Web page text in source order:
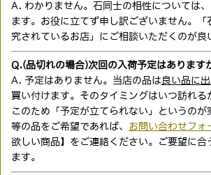
A. わかりません。石同士の相性については
ます。お役に立てず申し訳ございません。「
究されているお店」にご相談いただくのが良
Q.(品切れの場合)次回の入荷予定はあります
A. 予定はありません。当店の品は 良い品に
買い付けます。そのタイミングはいつ訪れる
このため「予定が立てられない」というのが
等の品をご希望であれば、 お問い合わせフォ
欲しい商品】をご連絡ください。ご要望に合
ます。